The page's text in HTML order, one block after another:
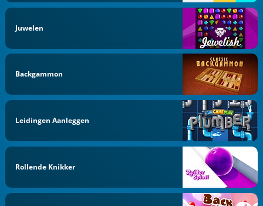
Juwelen
Backgammon
Leidingen Aanleggen
Rollende Knikker